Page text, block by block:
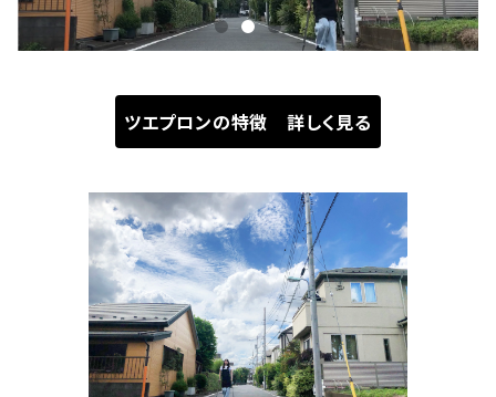
ツエプロンの特徴 詳しく見る